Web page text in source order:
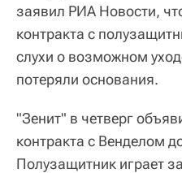
заявил РИА Новости,
контракта с
слухи о возможном
потеряли основания.
"Зенит" в четверг
контракта с Венделом
Полузащитник играет